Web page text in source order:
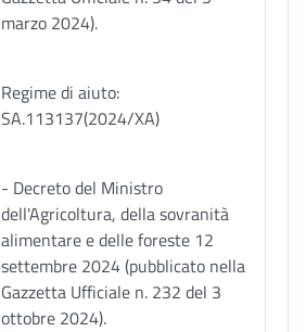
marzo 2024).
Regime di aiuto:
SA.113137(2024/XA)
- Decreto del Ministro
dell'Agricoltura, della sovranità
alimentare e delle foreste 12
settembre 2024 (pubblicato nella
Gazzetta Ufficiale n. 232 del 3
ottobre 2024).